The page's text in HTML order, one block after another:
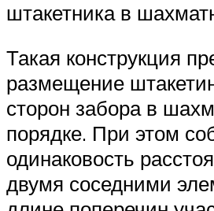
штакетника в
Такая конструкция
размещение
сторон забора в
порядке. При этом
одинаковость
двумя соседними